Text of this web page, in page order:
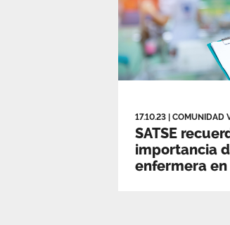
17.10.23 COMUNIDAD
SATSE
importancia
enfermera